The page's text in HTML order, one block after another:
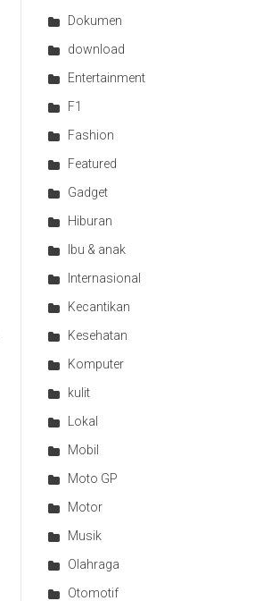
Dokumen
download
Entertainment
F1
Fashion
Featured
Gadget
Hiburan
Ibu & anak
Internasional
Kecantikan
Kesehatan
Komputer
kulit
Lokal
Mobil
Moto GP
Motor
Musik
Olahraga
Otomotif